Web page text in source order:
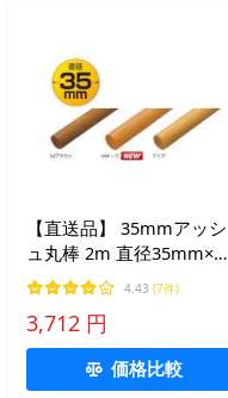
【直送品】 35mmアッシ
ュ丸棒 2m 直径35mm×全
長2000mm | 手摺 手すり
玄関 トイレ 廊下 取付 転
倒予防 介護用品 福祉用品
diy
4.43 (7件)
3,712 円
価格比較